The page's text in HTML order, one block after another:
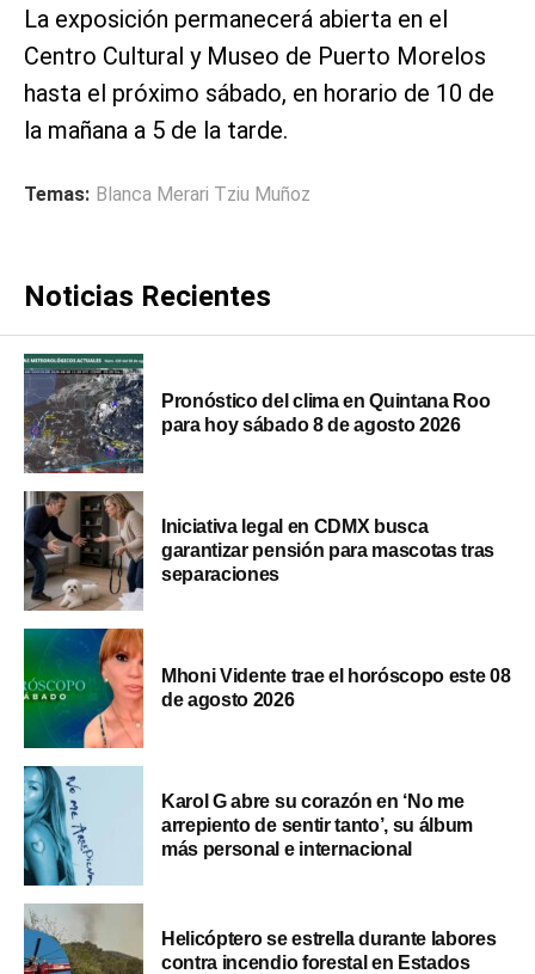
La exposición permanecerá abierta en el
Centro Cultural y Museo de Puerto Morelos
hasta el próximo sábado, en horario de 10 de
la mañana a 5 de la tarde.
Temas: Blanca Merari Tziu Muñoz
Noticias Recientes
Pronóstico del clima en Quintana Roo
para hoy sábado 8 de agosto 2026
Iniciativa legal en CDMX busca
garantizar pensión para mascotas tras
separaciones
Mhoni Vidente trae el horóscopo este 08
de agosto 2026
Karol G abre su corazón en ‘No me
arrepiento de sentir tanto’, su álbum
más personal e internacional
Helicóptero se estrella durante labores
contra incendio forestal en Estados